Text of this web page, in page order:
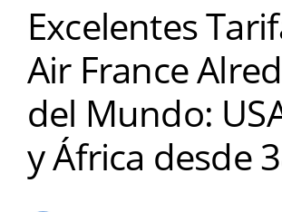
Excelentes
Air France
del Mundo:
y África desde